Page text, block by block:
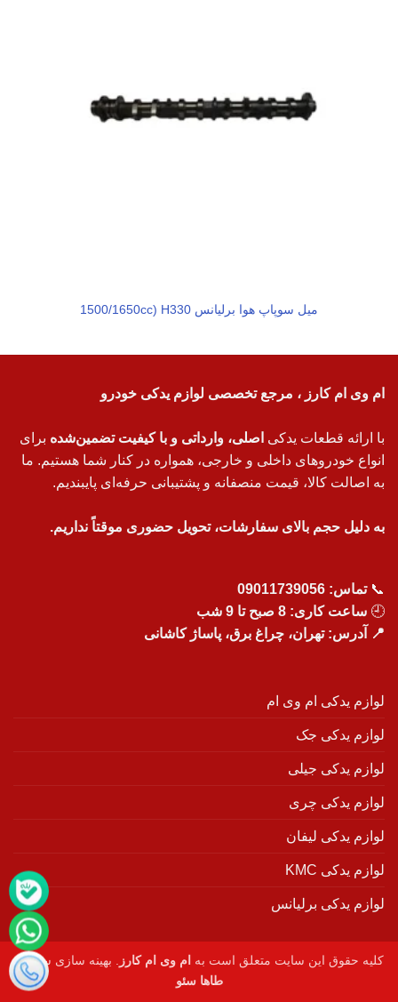
میل سوپاپ هوا برلیانس 1500/1650cc) H330
ام وی ام کارز ، مرجع تخصصی لوازم یدکی خودرو
با ارائه قطعات یدکی اصلی، وارداتی و با کیفیت تضمین‌شده برای
انواع خودروهای داخلی و خارجی، همواره در کنار شما هستیم. ما
به اصالت کالا، قیمت منصفانه و پشتیبانی حرفه‌ای پایبندیم.
به دلیل حجم بالای سفارشات، تحویل حضوری موقتاً نداریم.
📞تماس: 09011739056
🕘 ساعت کاری: 8 صبح تا 9 شب
📍 آدرس: تهران، چراغ برق، پاساژ کاشانی
لوازم یدکی ام وی ام
لوازم یدکی جک
لوازم یدکی جیلی
لوازم یدکی چری
لوازم یدکی لیفان
لوازم یدکی KMC
لوازم یدکی برلیانس
کلیه حقوق این سایت متعلق است به ام وی ام کارز
. بهینه سازی سایت :
طاها سئو